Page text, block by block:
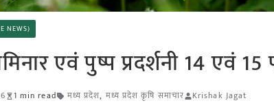
NEWS)
एवं पुष्प प्रदर्शनी 14 एवं
1 min read मध्य प्रदेश, मध्य प्रदेश कृषि समाचार Krishak Jagat